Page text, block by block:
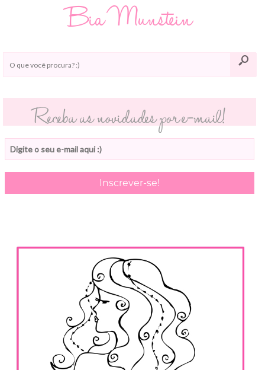
Bia Munstein
Receba as novidades por e-mail!